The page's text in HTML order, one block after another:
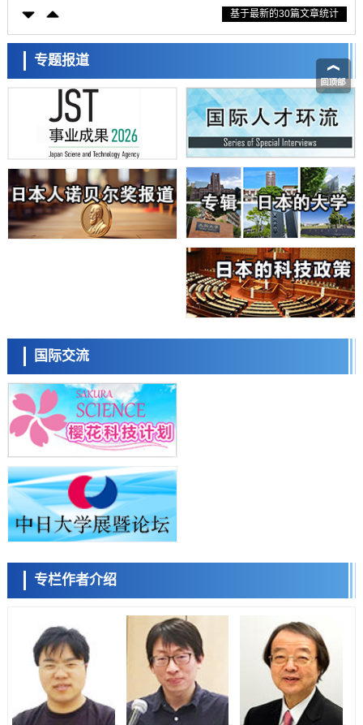
大阪大学开发基于水氢键网络的温度预测新方法，AI从分子排列信息中
经济・社会
【AI法上篇】如何对“将人生交给AI”保持危机感——中央大学平野晋教
授专访
科学研究
庆应义塾大学阐明脑内“游击手”小胶质细胞包裹保护受损神经细胞的机
制，有望用于开发阿尔茨海默病等疾病疗法
科学研究
日本东北大学与横滨橡胶全球首次从纳米尺度揭示橡胶—黄铜粘接界面
劣化抑制机制，为提升轮胎安全性与耐久性的材料设计开辟道路
科学研究
近畿大学等发现植物染料“日本茜”的红色成分可抑制老化与炎症，有望
成为新型功能性材料
科学研究
群马大学开发针对难治性癫痫的新型基因疗法，利用超小型GAD67启动
九州大学揭示夜间眼压升高机制：两种激素波动叠加所致
证电容器可在汽车发动机等高温环境下工作
经济・社会
日本生成式AI使用者占比一年内翻倍，但与中美德仍有较大差距
政策
日本修订首都直下型地震紧急对策：目标为死亡人数至少减半，重点强
化火灾防控
科学研究
福井大学发现细胞记忆过往并抑制反应的机制，阐明即便DNA相同反应
迥异之谜
科学研究
神户大学确认口服癌症疫苗B440单药给药的安全性，在转移性尿路上皮
癌患者中开展临床试验
政策
日本发布《令和8年版科学技术与创新白皮书》，解读第七期基本计划
科学研究
东京大学发现可诱导细胞死亡的新型信使物质
东京都健康长寿医疗中心跨器官揭示衰老过程中的糖链变化
科学研究
产总研无需石油利用松脂制备石墨前驱体，可作为电池电极材料
科学研究
东京大学和海上保安厅等发现南海海槽沿线板块边界锁定状态存在区域
基于最新的30篇文章统计
专题报道
国际交流
专栏作者介绍
流员
小岩井忠道
陈小牧 李鸥 安宁